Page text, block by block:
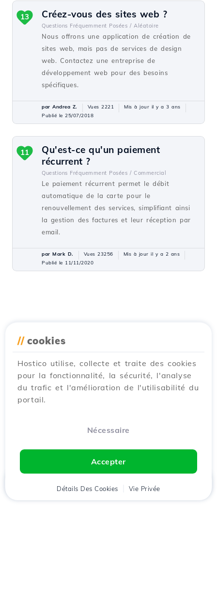
Créez-vous des sites web ?
Questions Fréquemment Posées / Aléatoire
Nous offrons une application de création de
sites web, mais pas de services de design
web. Contactez une entreprise de
développement web pour des besoins
spécifiques.
13
par Andrea Z. Vues 2221
Mis à jour il y a 3 ans
Publié le 25/07/2018
Qu'est-ce qu'un paiement
récurrent ?
Questions Fréquemment Posées / Commercial
Le paiement récurrent permet le débit
automatique de la carte pour le
renouvellement des services, simplifiant ainsi
la gestion des factures et leur réception par
email.
11
par Mark D. Vues 23256
Mis à jour il y a 2 ans
Publié le 11/11/2020
// cookies
Hostico utilise, collecte et traite des cookies
pour la fonctionnalité, la sécurité, l'analyse
du trafic et l'amélioration de l'utilisabilité du
portail.
Nécessaire
Accepter
Détails Des Cookies Vie Privée
Client Panier Chat